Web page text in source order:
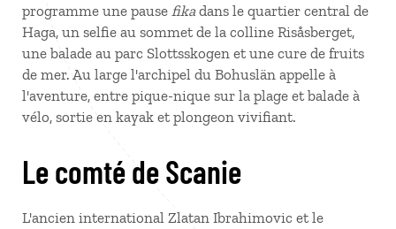
programme une pause fika dans le quartier central de
Haga, un selfie au sommet de la colline Risåsberget,
une balade au parc Slottsskogen et une cure de fruits
de mer. Au large l'archipel du Bohuslän appelle à
l'aventure, entre pique-nique sur la plage et balade à
vélo, sortie en kayak et plongeon vivifiant.
Le comté de Scanie
L'ancien international Zlatan Ibrahimovic et le